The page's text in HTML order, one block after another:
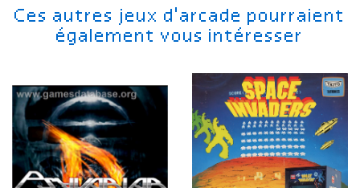
Ces autres jeux d'arcade pourraient
également vous intéresser